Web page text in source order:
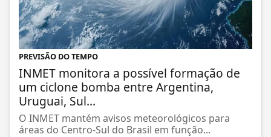
PREVISÃO DO TEMPO
INMET monitora a possível formação de
um ciclone bomba entre Argentina,
Uruguai, Sul...
O INMET mantém avisos meteorológicos para
áreas do Centro-Sul do Brasil em função...